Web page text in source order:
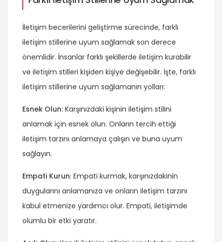
İletişim becerilerini geliştirme sürecinde, farklı
iletişim stillerine uyum sağlamak son derece
önemlidir. İnsanlar farklı şekillerde iletişim kurabilir
ve iletişim stilleri kişiden kişiye değişebilir. İşte, farklı
iletişim stillerine uyum sağlamanın yolları:
Esnek Olun: Karşınızdaki kişinin iletişim stilini
anlamak için esnek olun. Onların tercih ettiği
iletişim tarzını anlamaya çalışın ve buna uyum
sağlayın.
Empati Kurun: Empati kurmak, karşınızdakinin
duygularını anlamanıza ve onların iletişim tarzını
kabul etmenize yardımcı olur. Empati, iletişimde
olumlu bir etki yaratır.